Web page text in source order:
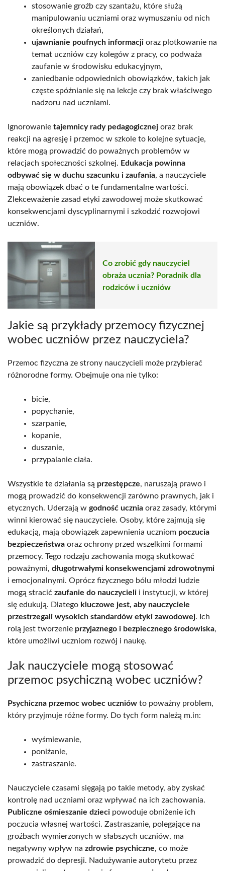
stosowanie groźb czy szantażu, które służą
manipulowaniu uczniami oraz wymuszaniu od nich
określonych działań,
ujawnianie poufnych informacji oraz plotkowanie na
temat uczniów czy kolegów z pracy, co podważa
zaufanie w środowisku edukacyjnym,
zaniedbanie odpowiednich obowiązków, takich jak
częste spóźnianie się na lekcje czy brak właściwego
nadzoru nad uczniami.
Ignorowanie tajemnicy rady pedagogicznej oraz brak
reakcji na agresję i przemoc w szkole to kolejne sytuacje,
które mogą prowadzić do poważnych problemów w
relacjach społeczności szkolnej. Edukacja powinna
odbywać się w duchu szacunku i zaufania, a nauczyciele
mają obowiązek dbać o te fundamentalne wartości.
Zlekceważenie zasad etyki zawodowej może skutkować
konsekwencjami dyscyplinarnymi i szkodzić rozwojowi
uczniów.
Co zrobić gdy nauczyciel
obraża ucznia? Poradnik dla
rodziców i uczniów
Jakie są przykłady przemocy fizycznej
wobec uczniów przez nauczyciela?
Przemoc fizyczna ze strony nauczycieli może przybierać
różnorodne formy. Obejmuje ona nie tylko:
bicie,
popychanie,
szarpanie,
kopanie,
duszanie,
przypalanie ciała.
Wszystkie te działania są przestępcze, naruszają prawo i
mogą prowadzić do konsekwencji zarówno prawnych, jak i
etycznych. Uderzają w godność ucznia oraz zasady, którymi
winni kierować się nauczyciele. Osoby, które zajmują się
edukacją, mają obowiązek zapewnienia uczniom poczucia
bezpieczeństwa oraz ochrony przed wszelkimi formami
przemocy. Tego rodzaju zachowania mogą skutkować
poważnymi, długotrwałymi konsekwencjami zdrowotnymi
i emocjonalnymi. Oprócz fizycznego bólu młodzi ludzie
mogą stracić zaufanie do nauczycieli i instytucji, w której
się edukują. Dlatego kluczowe jest, aby nauczyciele
przestrzegali wysokich standardów etyki zawodowej. Ich
rolą jest tworzenie przyjaznego i bezpiecznego środowiska,
które umożliwi uczniom rozwój i naukę.
Jak nauczyciele mogą stosować
przemoc psychiczną wobec uczniów?
Psychiczna przemoc wobec uczniów to poważny problem,
który przyjmuje różne formy. Do tych form należą m.in:
wyśmiewanie,
poniżanie,
zastraszanie.
Nauczyciele czasami sięgają po takie metody, aby zyskać
kontrolę nad uczniami oraz wpływać na ich zachowania.
Publiczne ośmieszanie dzieci powoduje obniżenie ich
poczucia własnej wartości. Zastraszanie, polegające na
groźbach wymierzonych w słabszych uczniów, ma
negatywny wpływ na zdrowie psychiczne, co może
prowadzić do depresji. Nadużywanie autorytetu przez